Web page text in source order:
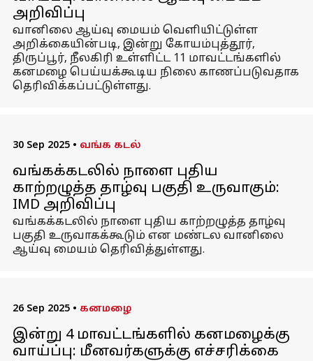
அறிவிப்பு
வானிலை ஆய்வு மையம் வெளியிட்டுள்ள
அறிக்கையின்படி, இன்று கோயம்புத்தூர்,
திருப்பூர், நீலகிரி உள்ளிட்ட 11 மாவட்டங்களில்
கனமழை பெய்யக்கூடிய நிலை காணப்படுவதாக
தெரிவிக்கப்பட்டுள்ளது.
30 Sep 2025 • வங்க கடல்
வங்கக்கடலில் நாளை புதிய
காற்றழுத்த தாழ்வு பகுதி உருவாகும்:
IMD அறிவிப்பு
வங்கக்கடலில் நாளை புதிய காற்றழுத்த தாழ்வு
பகுதி உருவாகக்கூடும் என மண்டல வானிலை
ஆய்வு மையம் தெரிவித்துள்ளது.
26 Sep 2025 • கனமழை
இன்று 4 மாவட்டங்களில் கனமழைக்கு
வாய்ப்பு: மீனவர்களுக்கு எச்சரிக்கை